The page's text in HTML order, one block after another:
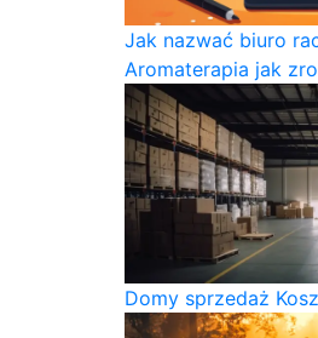
Jak nazwać biuro
Aromaterapia jak
Domy sprzedaż